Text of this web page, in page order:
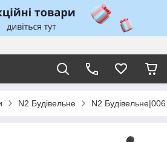
N2 Будівельне N2